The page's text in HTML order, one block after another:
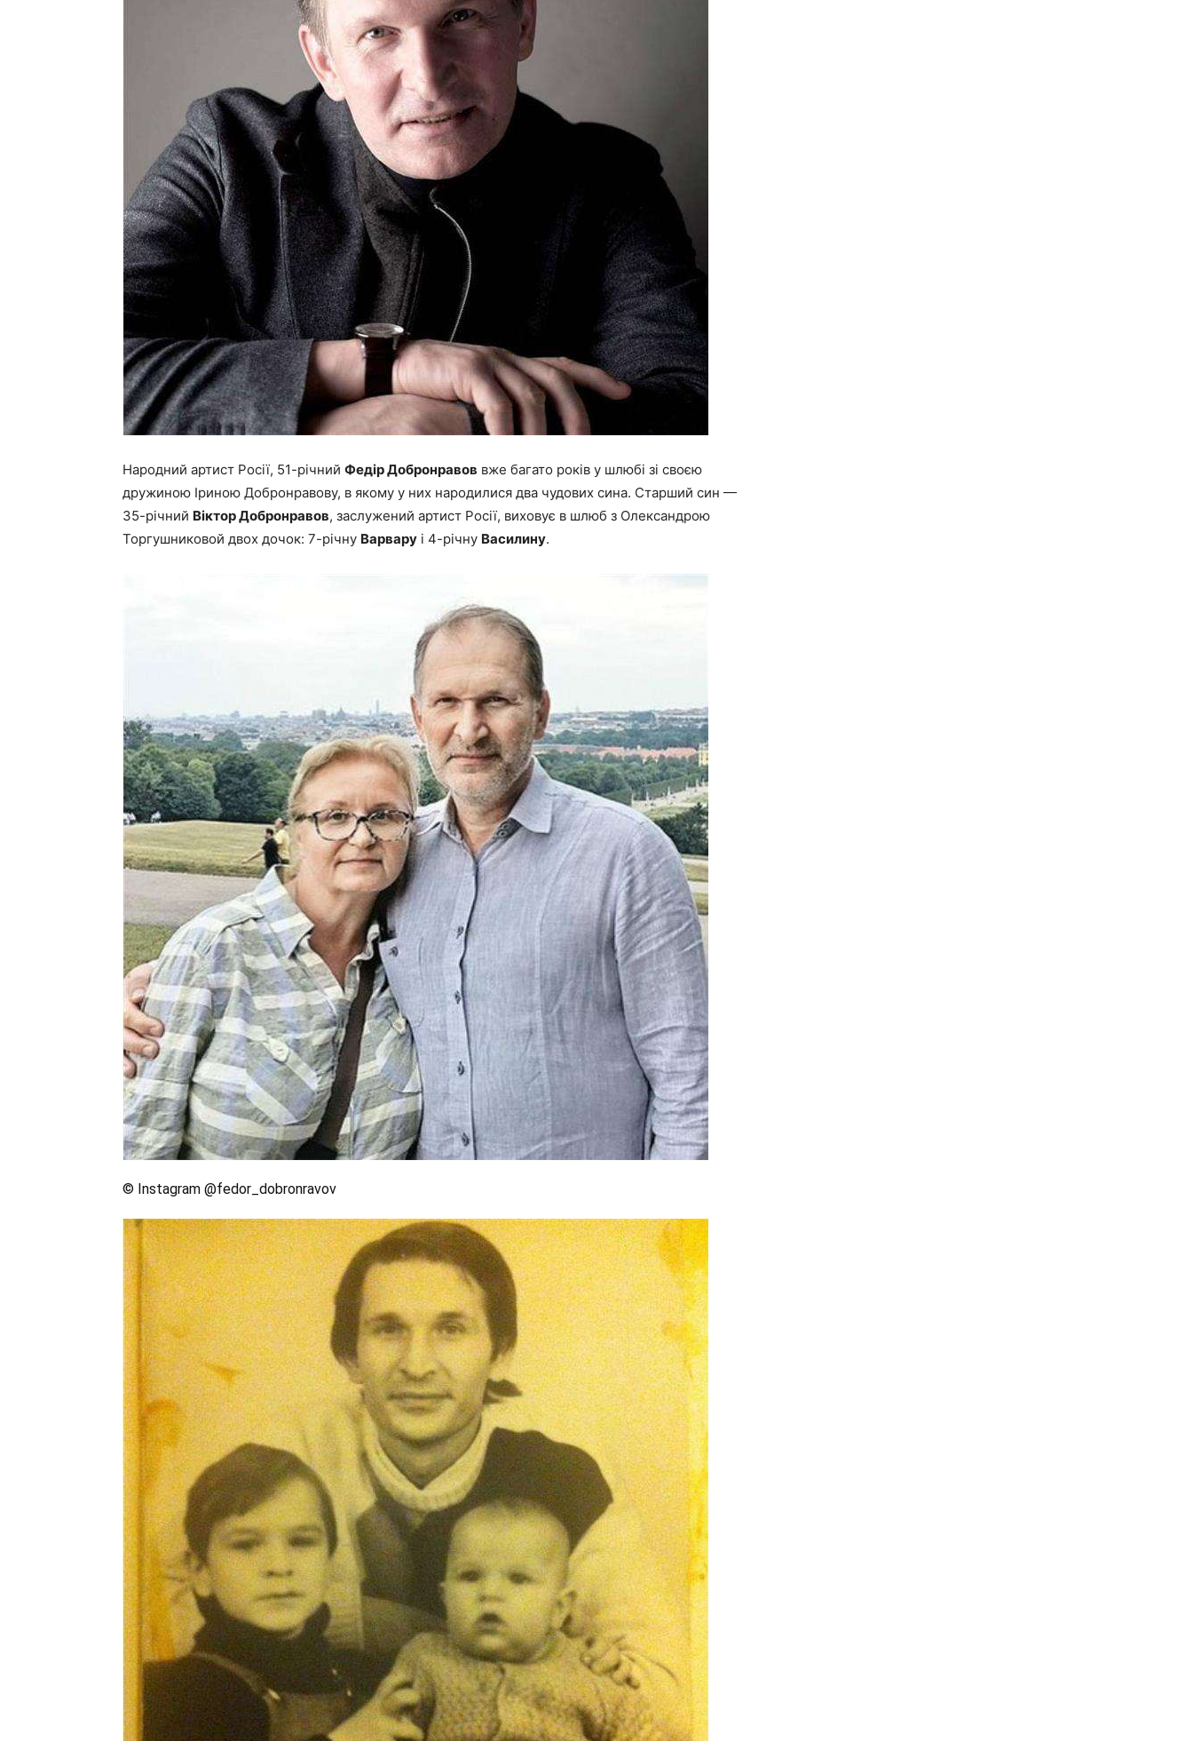
Народний артист Росії, 51-річний Федір Добронравов вже багато років у шлюбі зі своєю
дружиною Іриною Добронравову, в якому у них народилися два чудових сина. Старший син —
35-річний Віктор Добронравов, заслужений артист Росії, виховує в шлюб з Олександрою
Торгушниковой двох дочок: 7-річну Варвару і 4-річну Василину.
© Instagram @fedor_dobronravov